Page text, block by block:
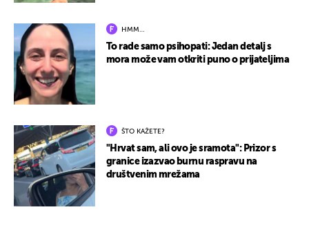
HMM…
To rade samo psihopati: Jedan detalj s
mora može vam otkriti puno o prijateljima
ŠTO KAŽETE?
"Hrvat sam, ali ovo je sramota": Prizor s
granice izazvao burnu raspravu na
društvenim mrežama